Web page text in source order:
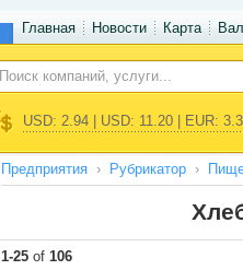
Главная Новости Карта
USD: 2.94 | USD: 11.20 | EUR:
Предприятия Рубрикатор
1-25 of 106